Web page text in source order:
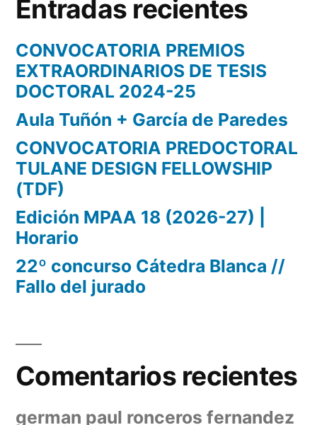
Entradas recientes
CONVOCATORIA PREMIOS
EXTRAORDINARIOS DE TESIS
DOCTORAL 2024-25
Aula Tuñón + García de Paredes
CONVOCATORIA PREDOCTORAL
TULANE DESIGN FELLOWSHIP
(TDF)
Edición MPAA 18 (2026-27) |
Horario
22º concurso Cátedra Blanca //
Fallo del jurado
Comentarios recientes
german paul ronceros fernandez